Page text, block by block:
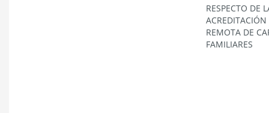
RESPECTO DE
ACREDITACIÓN
REMOTA DE
FAMILIARES